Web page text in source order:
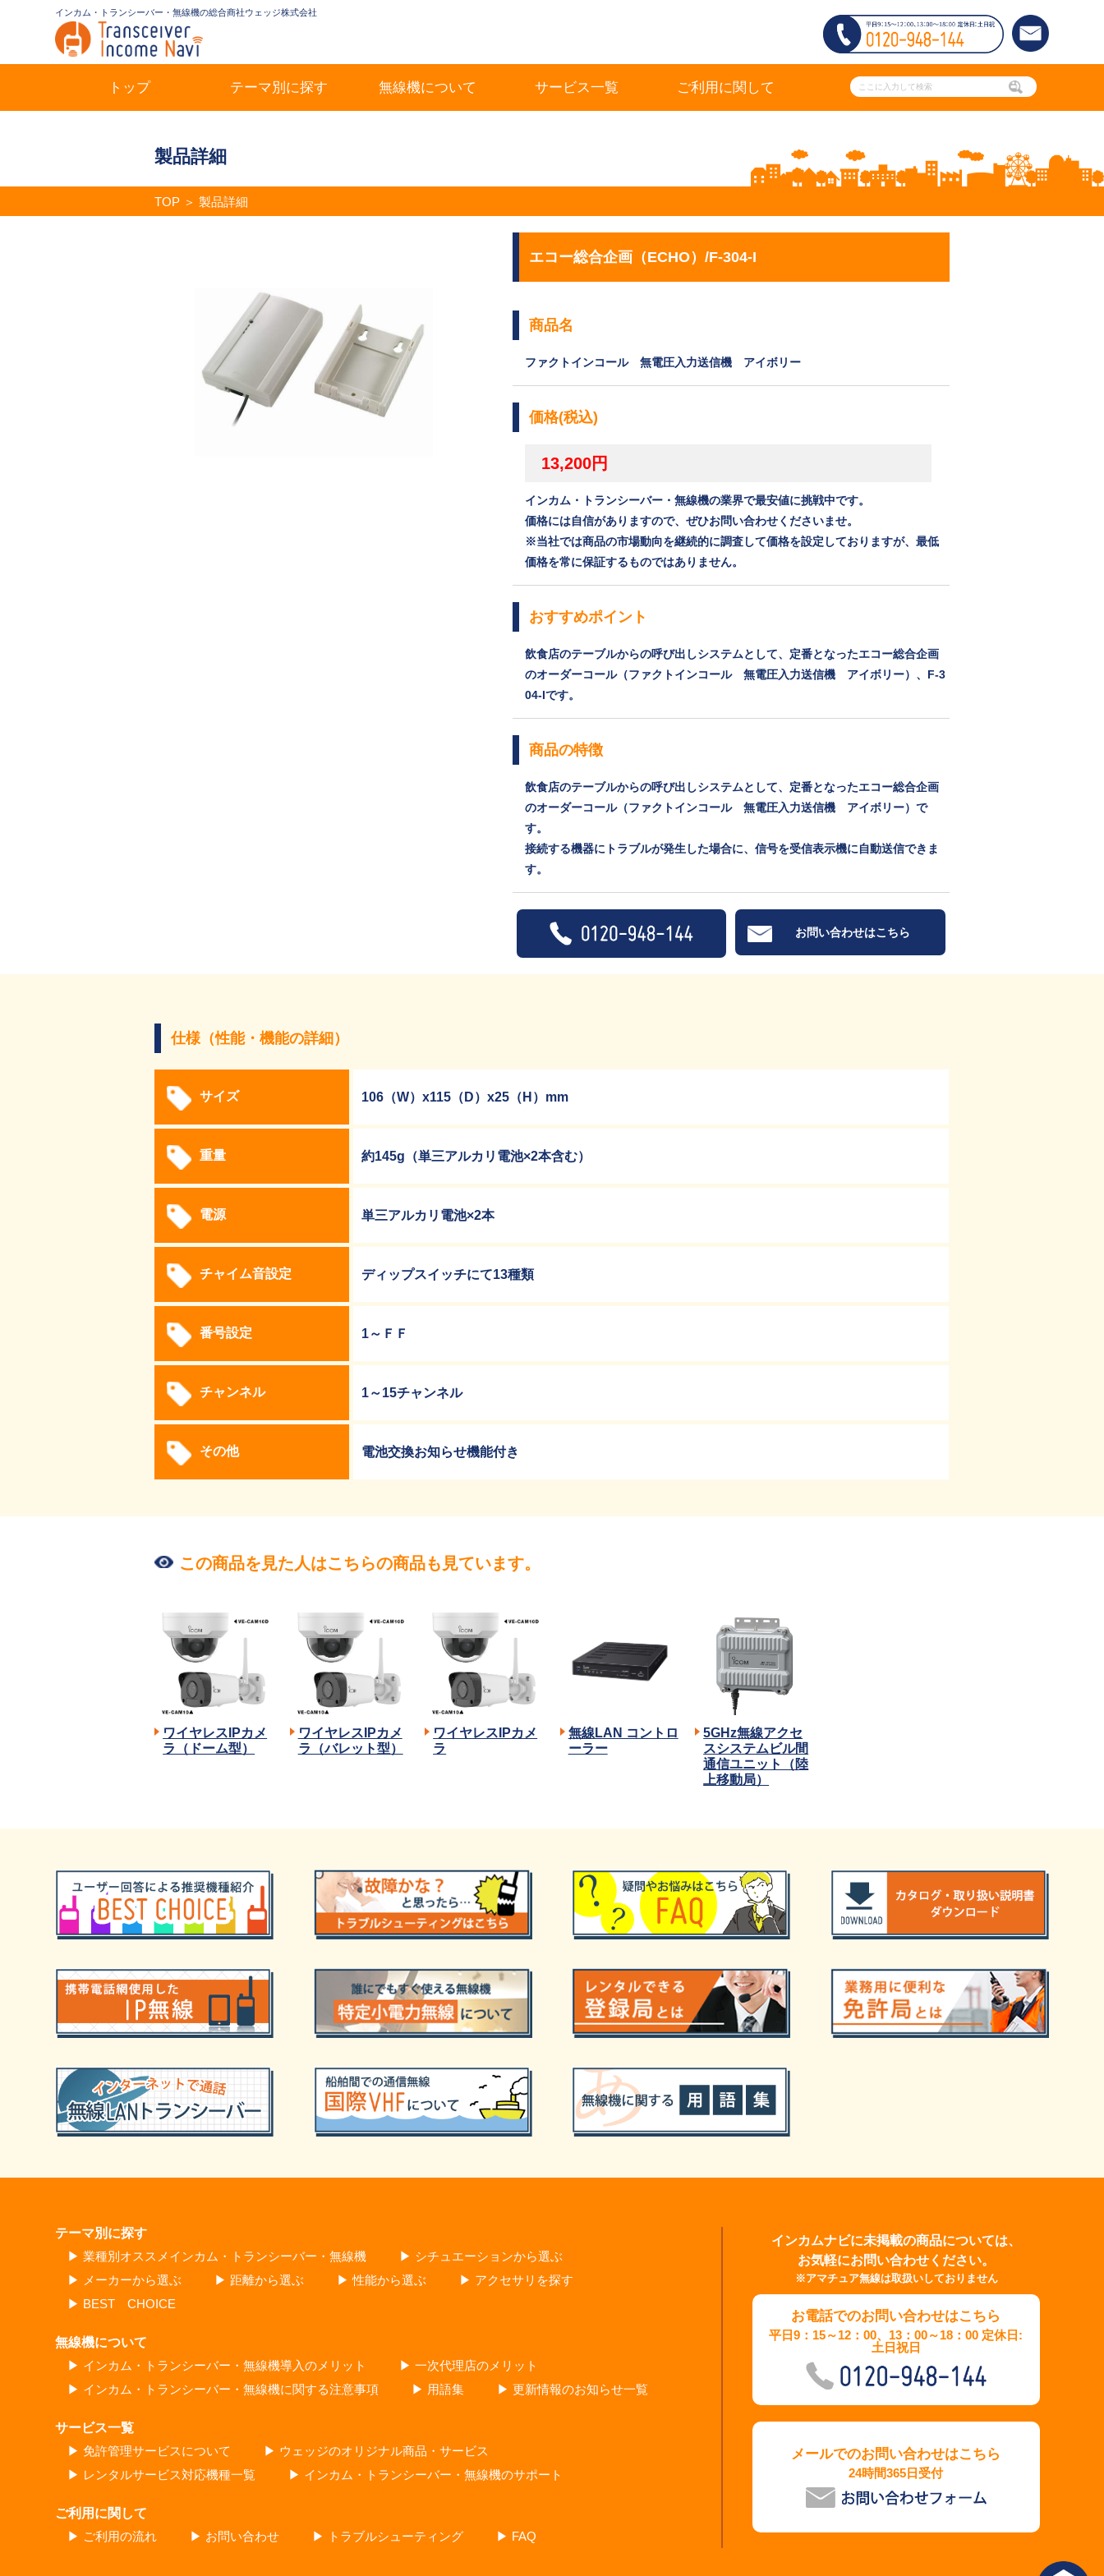
インカム・トランシーバー・無線機の総合商社ウェッジ株式会社
トップ テーマ別に探す 無線機について サービス一覧 ご利用に関して
製品詳細
TOP ＞製品詳細
エコー総合企画（ECHO）/F-304-I
商品名
ファクトインコール 無電圧入力送信機 アイボリー
価格(税込)
13,200円
インカム・トランシーバー・無線機の業界で最安値に挑戦中です。
価格には自信がありますので、ぜひお問い合わせくださいませ。
※当社では商品の市場動向を継続的に調査して価格を設定しておりますが、最低
価格を常に保証するものではありません。
おすすめポイント
飲食店のテーブルからの呼び出しシステムとして、定番となったエコー総合企画
のオーダーコール（ファクトインコール 無電圧入力送信機 アイボリー）、F-3
04-Iです。
商品の特徴
飲食店のテーブルからの呼び出しシステムとして、定番となったエコー総合企画
のオーダーコール（ファクトインコール 無電圧入力送信機 アイボリー）で
す。
接続する機器にトラブルが発生した場合に、信号を受信表示機に自動送信できま
す。
お問い合わせはこちら
仕様（性能・機能の詳細）
サイズ 106（W）x115（D）x25（H）mm
重量 約145g（単三アルカリ電池×2本含む）
電源 単三アルカリ電池×2本
チャイム音設定 ディップスイッチにて13種類
番号設定 1～ＦＦ
チャンネル 1～15チャンネル
その他 電池交換お知らせ機能付き
この商品を見た人はこちらの商品も見ています。
ワイヤレスIPカメ
ラ（ドーム型）
ワイヤレスIPカメ
ラ（バレット型）
ワイヤレスIPカメ
ラ
無線LAN コントロ
ーラー
5GHz無線アクセ
スシステムビル間
通信ユニット（陸
上移動局）
テーマ別に探す
▶ 業種別オススメインカム・トランシーバー・無線機
▶ シチュエーションから選ぶ
▶ メーカーから選ぶ
▶ 距離から選ぶ ▶ 性能から選ぶ
▶ アクセサリを探す
▶ BEST CHOICE
無線機について
▶ インカム・トランシーバー・無線機導入のメリット
▶ 一次代理店のメリット
▶ インカム・トランシーバー・無線機に関する注意事項
▶ 用語集 ▶ 更新情報のお知らせ一覧
サービス一覧
▶ 免許管理サービスについて
▶ ウェッジのオリジナル商品・サービス
▶ レンタルサービス対応機種一覧
▶ インカム・トランシーバー・無線機のサポート
ご利用に関して
▶ ご利用の流れ
▶ お問い合わせ ▶ トラブルシューティング ▶ FAQ
インカムナビに未掲載の商品については、
お気軽にお問い合わせください。
※アマチュア無線は取扱いしておりません
お電話でのお問い合わせはこちら
平日9：15～12：00、13：00～18：00 定休日:
土日祝日
メールでのお問い合わせはこちら
24時間365日受付